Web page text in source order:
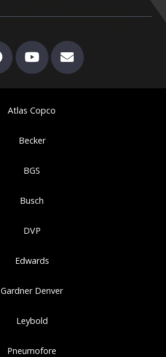
Atlas Copco
Becker
BGS
Busch
DVP
Edwards
Gardner Denver
Leybold
Pneumofore